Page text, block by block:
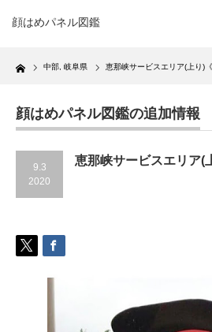
顔はめパネル図鑑
Home 中部 岐阜県 恵那峡サービスエリア(上り)
顔はめパネル図鑑の追加情報
9.3
2020
恵那峡サービスエリア(